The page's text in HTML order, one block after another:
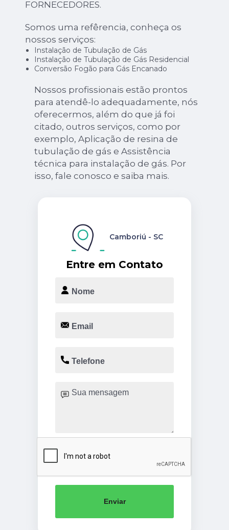
FORNECEDORES.
Somos uma refêrencia, conheça os
nossos serviços:
Instalação de Tubulação de Gás
Instalação de Tubulação de Gás Residencial
Conversão Fogão para Gás Encanado
Nossos profissionais estão prontos
para atendê-lo adequadamente, nós
oferecermos, além do que já foi
citado, outros serviços, como por
exemplo, Aplicação de resina de
tubulação de gás e Assistência
técnica para instalação de gás. Por
isso, fale conosco e saiba mais.
Entre em Contato
Camboriú - SC
Enviar